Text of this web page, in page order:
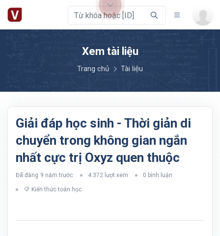
Xem tài liệu
Trang chủ Tài liệu
Giải đáp học sinh - Thời giản di
chuyển trong không gian ngắn
nhất cực trị Oxyz quen thuộc
Đã đăng 9 năm trước 4.372 lượt xem 0 bình luận
Kiến thức toán học